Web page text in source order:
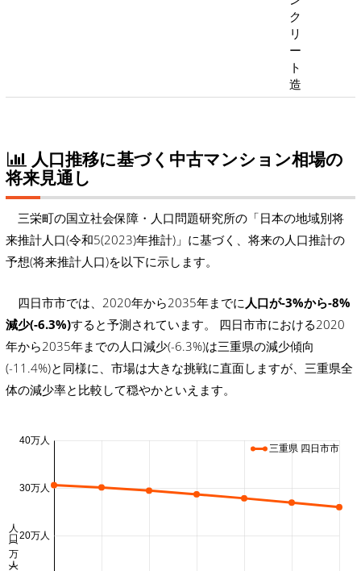
ク
リ
ー
ト
造
人口推移に基づく中古マンション相場の
将来見通し
三栄町の国立社会保障・人口問題研究所の「日本の地域別将
来推計人口(令和5(2023)年推計)」に基づく、将来の人口推計の
予想(将来推計人口)を以下に示します。
四日市市では、2020年から2035年までに 人口が-3%から-8%
減少(-6.3%)すると予測されています。 四日市市における2020
年から2035年までの人口減少(-6.3%)は三重県の減少傾向
(-11.4%)と同様に、市場は大きな挑戦に直面しますが、三重県全
体の減少率と比較して穏やかといえます。
20万人
30万人
40万人
人口 (万人)
三重県 四日市市